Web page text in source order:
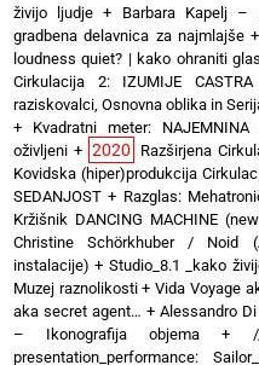
živijo ljudje + Barbara Kapelj –
gradbena delavnica za najmlajše +
loudness quiet? | kako ohraniti
Cirkulacija 2: IZUMIJE
raziskovalci, Osnovna oblika in
+ Kvadratni meter: NAJEMNINA
oživljeni + 2020 Razširjena
Kovidska (hiper)produkcija
SEDANJOST + Razglas:
Kržišnik DANCING MACHINE
Christine Schörkhuber / Noid
instalacije) + Studio_8.1 _kako
Muzej raznolikosti+Vida Voyage
aka secret agent… + Alessandro Di
– Ikonografija objema +
presentation_performance: